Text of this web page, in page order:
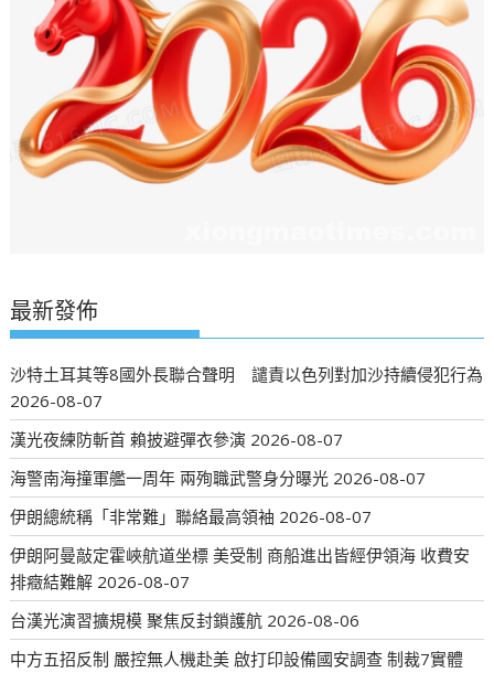
最新發佈
沙特土耳其等8國外長聯合聲明 譴責以色列對加沙持續侵犯行為
2026-08-07
漢光夜練防斬首 賴披避彈衣參演 2026-08-07
海警南海撞軍艦一周年 兩殉職武警身分曝光 2026-08-07
伊朗總統稱「非常難」聯絡最高領袖 2026-08-07
伊朗阿曼敲定霍峽航道坐標 美受制 商船進出皆經伊領海 收費安
排癥結難解 2026-08-07
台漢光演習擴規模 聚焦反封鎖護航 2026-08-06
中方五招反制 嚴控無人機赴美 啟打印設備國安調查 制裁7實體